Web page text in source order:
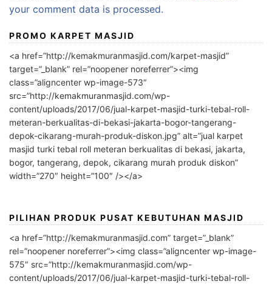
your comment data is processed.
PROMO KARPET MASJID
<a href=”http://kemakmuranmasjid.com/karpet-masjid”
target=”_blank” rel=”noopener noreferrer”><img
class=”aligncenter wp-image-573″
src=”http://kemakmuranmasjid.com/wp-
content/uploads/2017/06/jual-karpet-masjid-turki-tebal-roll-
meteran-berkualitas-di-bekasi-jakarta-bogor-tangerang-
depok-cikarang-murah-produk-diskon.jpg” alt=”jual karpet
masjid turki tebal roll meteran berkualitas di bekasi, jakarta,
bogor, tangerang, depok, cikarang murah produk diskon”
width=”270″ height=”100″ /></a>
PILIHAN PRODUK PUSAT KEBUTUHAN MASJID
<a href=”http://kemakmuranmasjid.com” target=”_blank”
rel=”noopener noreferrer”><img class=”aligncenter wp-image-
575″ src=”http://kemakmuranmasjid.com/wp-
content/uploads/2017/06/jual-karpet-masjid-turki-tebal-roll-